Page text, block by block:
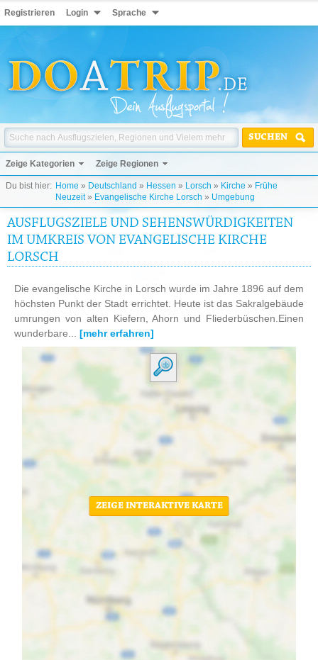
Registrieren Login Sprache
SUCHEN
Zeige Kategorien Zeige Regionen
Du bist hier: Home » Deutschland » Hessen » Lorsch » Kirche » Frühe
Neuzeit» Evangelische Kirche Lorsch » Umgebung
AUSFLUGSZIELE UND SEHENSWÜRDIGKEITEN
IM UMKREIS VON EVANGELISCHE KIRCHE
LORSCH
Die evangelische Kirche in Lorsch wurde im Jahre 1896 auf dem
höchsten Punkt der Stadt errichtet. Heute ist das Sakralgebäude
umrungen von alten Kiefern, Ahorn und Fliederbüschen.Einen
wunderbare... [mehr erfahren]
ZEIGE INTERAKTIVE KARTE